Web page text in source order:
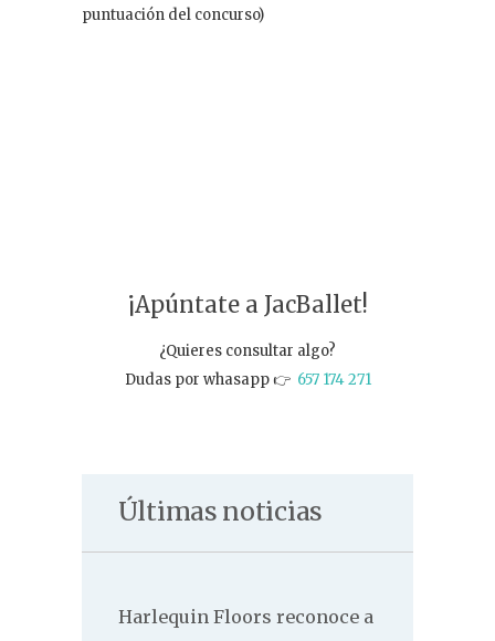
puntuación del concurso)
¡Apúntate a JacBallet!
¿Quieres consultar algo?
Dudas por whasapp 👉 657 174 271
Últimas noticias
Harlequin Floors reconoce a